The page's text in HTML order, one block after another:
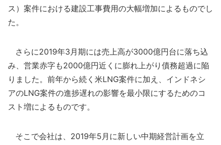
ス）案件における建設工事費用の大幅増加によるものでし
た。
さらに2019年3月期には売上高が3000億円台に落ち込
み、営業赤字も2000億円近くに膨れ上がり債務超過に陥
りました。前年から続く米LNG案件に加え、インドネシ
アのLNG案件の進捗遅れの影響を最小限にするためのコ
スト増によるものです。
そこで会社は、2019年5月に新しい中期経営計画を立